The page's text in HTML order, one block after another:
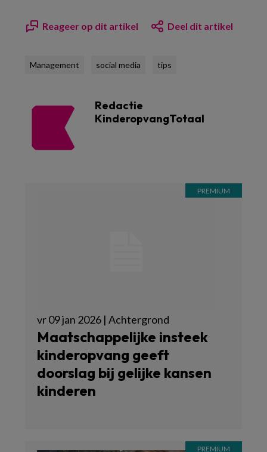
Reageer op dit artikel Deel dit artikel
Management social media tips
Redactie
KinderopvangTotaal
vr 09 jan 2026 | Achtergrond
Maatschappelijke insteek
kinderopvang geeft
doorslag bij gelijke kansen
kinderen